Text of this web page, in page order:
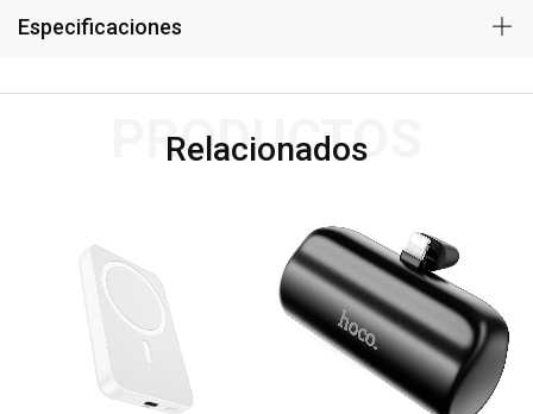
Especificaciones
Relacionados
PRODUCTOS